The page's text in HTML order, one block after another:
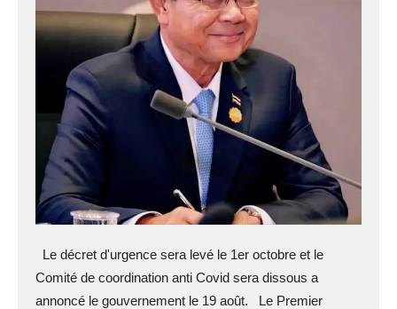
Le décret d'urgence sera levé le 1er octobre et le
Comité de coordination anti Covid sera dissous a
annoncé le gouvernement le 19 août. Le Premier